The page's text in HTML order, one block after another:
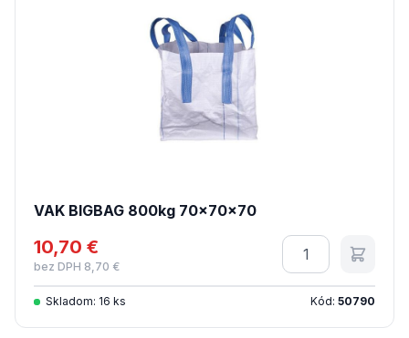
VAK BIGBAG 800kg 70x70x70
10,70 €
bez DPH 8,70 €
Množstvo
Skladom: 16 ks Kód: 50790